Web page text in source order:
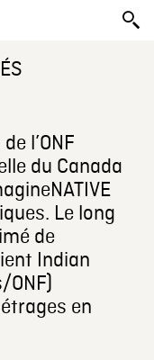
l’ONF
du Canada
Le long
de
Indian
en